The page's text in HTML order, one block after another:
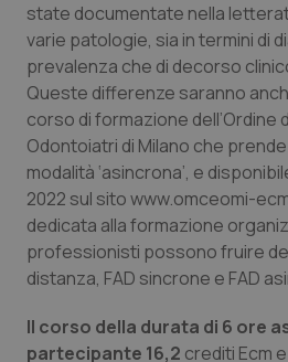
Calabria
Campania
Emilia-Romagna
Friuli Venezia Giulia
Lazio
Liguria
Asma & BPCO
Car-T
Colesterolo &
Dermatite Atopica
Diabete & glucometri
Disturbi dell’umore
state documentate nella
varie patologie, sia in termini di
prevalenza che di decorso
Queste differenze saranno
corso di formazione dell’Ordine
Odontoiatri di Milano che
modalità ‘asincrona’, e
2022 sul sito www.omceomi-
dedicata alla formazione
professionisti possono fruire
distanza, FAD sincrone e FAD
Il corso della durata di 6 ore
partecipante 16,2 crediti Ecm